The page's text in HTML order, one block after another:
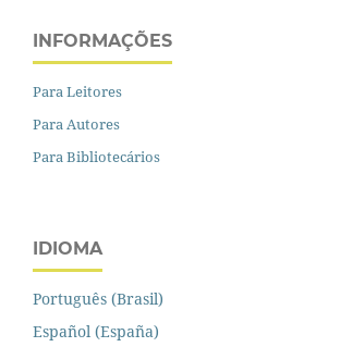
INFORMAÇÕES
Para Leitores
Para Autores
Para Bibliotecários
IDIOMA
Português (Brasil)
Español (España)